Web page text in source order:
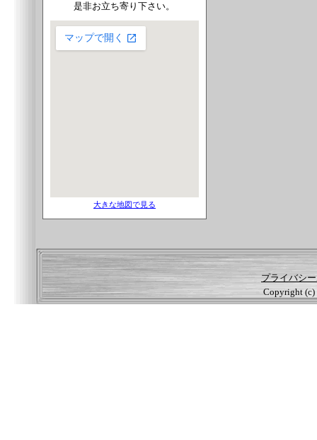
是非お立ち寄り下さい。
大きな地図で見る
プライバシ
Copyright (c)